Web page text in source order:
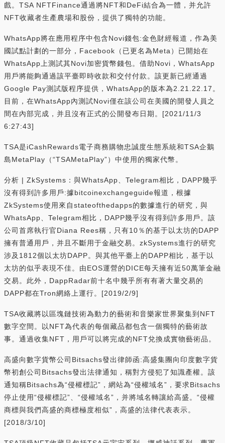
戲。TSA NFTFinance通過將NFT和DeFi結合為一體，并允許
NFT收藏者生產農場和股份，提供了獨特的功能。
WhatsApp將在應用程序中包含Novi錢包:金色財經報道，作為美
國試點計劃的一部分，Facebook（已更名為Meta）已開始在
WhatsApp上測試其Novi加密貨幣錢包。借助Novi，WhatsApp
用戶將能夠通過該平臺即時收款和交付付款。該更新已經通過
Google Pay測試版程序提供，WhatsApp的版本為2.21.22.17。
目前，在WhatsApp內測試Novi僅在該公司在美國的開發人員之
間在內部完成，并且沒有正式的公開發布日期。[2021/11/3
6:27:43]
TSA是iCashRewards電子商務購物忠誠度生態系統和TSA企鵝
島MetaPlay（“TSAMetaPlay”）中使用的獨家代幣。
分析 | ZkSystems：與WhatsApp、Telegram相比，DAPP幾乎
沒有得到許多用戶:據bitcoinexchangeguide報道，根據
ZkSystems使用來自stateofthedapps的數據進行的研究，與
WhatsApp、Telegram相比，DAPP幾乎沒有得到許多用戶。該
公司首席執行官Diana Rees稱，只有10％的基于以太坊的DAPP
擁有普通用戶，并且不斷用于金融交易。zkSystems進行的研究
涉及1812個以太坊DAPP。與其他平臺上的DAPP相比，基于以
太坊的似乎表現不佳。由EOS運營的DICE每天擁有近50萬筆金融
交易。此外，DappRadar前十名中幾乎所有有著大量交易的
DAPP都在Tron網絡上運行。[2019/2/9]
TSA收藏將以區塊鏈技術為動力的藝術和音樂家世界聚集到NFT
數字空間。以NFT為代表的每個藏品都包含一個獨特的藝術故
事。通過收集NFT，用戶可以將完成的NFT兌換成實物藝術品。
高盛向數字貨幣公司Bitsachs發出律師函:高盛集團向印度數字貨
幣初創公司Bitsachs發出法律通知，稱對方侵犯了知識產權。該
通知稱Bitsachs為“侵權標記”，網站為“侵權域名”，要求Bitsachs
停止使用“侵權標記”、“侵權域名”，并將域名轉讓給高盛。“侵權
商標與我們高盛的商標極度相似”，高盛的法律代表表示。
[2018/3/10]